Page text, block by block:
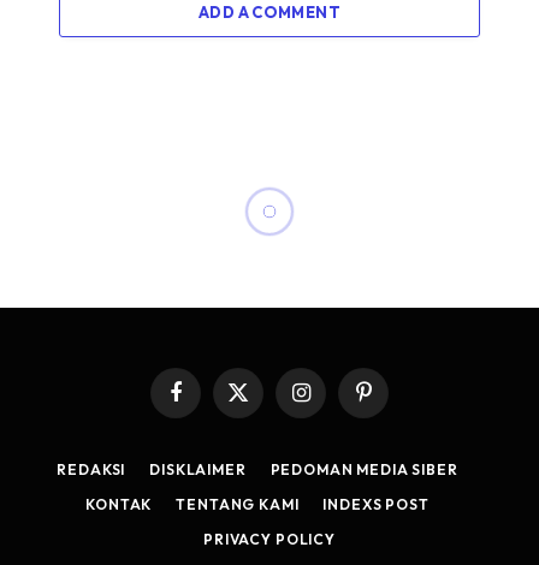
ADD A COMMENT
Facebook
X
(Twitter)
InstagramPinterest
REDAKSI DISKLAIMER
PEDOMAN MEDIA SIBER
KONTAK
TENTANG KAMI
INDEXS POST
PRIVACY POLICY